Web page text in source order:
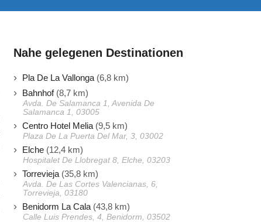
Nahe gelegenen Destinationen
Pla De La Vallonga (6,8 km)
Bahnhof(8,7 km)
Avda. De Salamanca 1, Avenida De
Salamanca 1, 03005
Centro Hotel Melia (9,5 km)
Plaza De La Puerta Del Mar, 3, 03002
Elche (12,4 km)
Hospitalet De Llobregat 8, Elche, 03203
Torrevieja (35,8 km)
Avda. De Las Cortes Valencianas, 6,
Torrevieja, 03180
Benidorm La Cala (43,8 km)
Calle Luis Prendes, 4, Benidorm, 03502